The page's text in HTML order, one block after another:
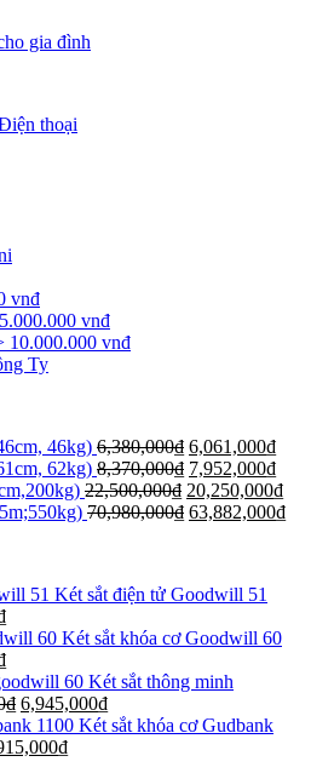
gia đình
thoại
vnđ
vnđ
10.000.000 vnđ
Ty
46kg) 6,380,000₫ 6,061,000₫
62kg) 8,370,000₫ 7,952,000₫
22,500,000₫ 20,250,000₫
70,980,000₫ 63,882,000₫
Két sắt điện tử Goodwill 51
Két sắt khóa cơ Goodwill 60
Két sắt thông minh
₫ 6,945,000₫
Két sắt khóa cơ Gudbank
₫